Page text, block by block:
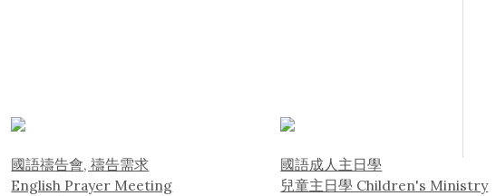
國語禱告會, 禱告需求
English Prayer Meeting
國語成人主日學
兒童主日學 Children's Ministry